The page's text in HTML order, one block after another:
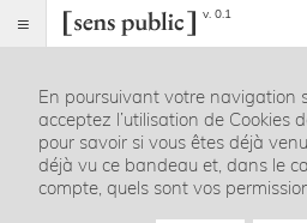
v. 0.1
Index
Rubriques
Essais
En poursuivant votre navigation
acceptez l’utilisation de Cookies
pour savoir si vous êtes déjà
déjà vu ce bandeau et, dans le
compte, quels sont vos